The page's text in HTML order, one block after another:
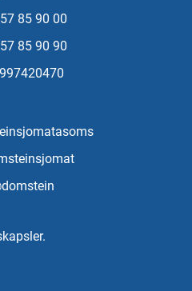
85 90 00
85 90 90